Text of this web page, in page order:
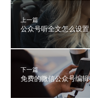
上一篇
公众号听全文怎么设
下一篇
免费的微信公众号编